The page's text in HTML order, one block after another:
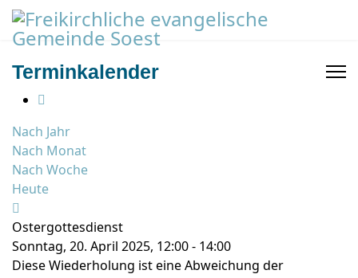
Terminkalender
Nach Jahr
Nach Monat
Nach Woche
Heute
Ostergottesdienst
Sonntag, 20. April 2025, 12:00 - 14:00
Diese Wiederholung ist eine Abweichung der